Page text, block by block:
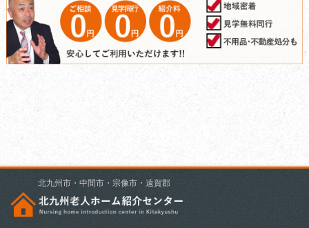
北九州市・中間市・宗像市・遠賀郡